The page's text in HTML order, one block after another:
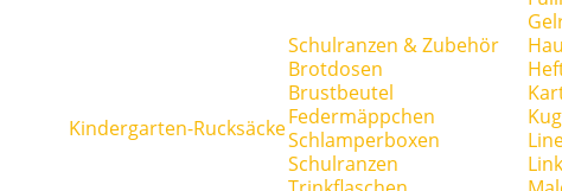
Kindergarten-Rucksäcke
Schulranzen & Zubehör
Brotdosen
Brustbeutel
Federmäppchen
Schlamperboxen
Schulranzen